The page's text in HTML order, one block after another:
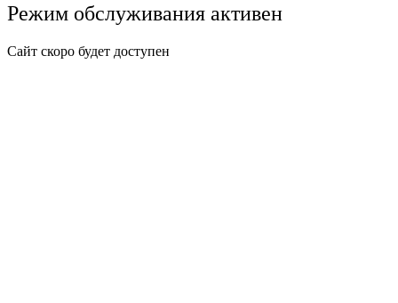
Режим обслуживания активен
Сайт скоро будет доступен